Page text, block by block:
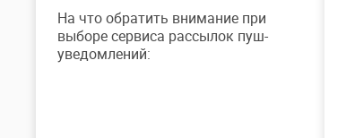
На что обратить внимание при
выборе сервиса рассылок пуш-
уведомлений: